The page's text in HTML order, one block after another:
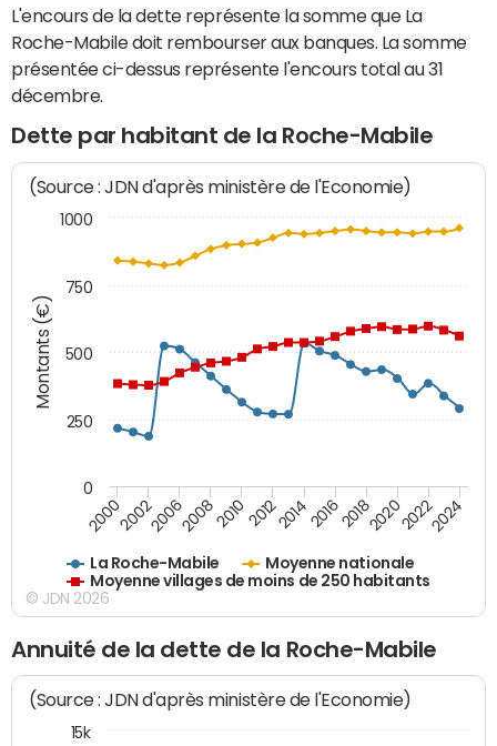
L'encours de la dette représente la somme que La
Roche-Mabile doit rembourser aux banques. La somme
présentée ci-dessus représente l'encours total au 31
décembre.
Dette par habitant de la Roche-Mabile
Montants (€)
(Source : JDN d'après ministère de l'Economie)
La Roche-Mabile
Moyenne nationale
Moyenne villages de moins de 250 habitants
200020022006200820102012201420162018202020222024
0
250
500
750
1000
© JDN 2026
Annuité de la dette de la Roche-Mabile
(Source : JDN d'après ministère de l'Economie)
15k